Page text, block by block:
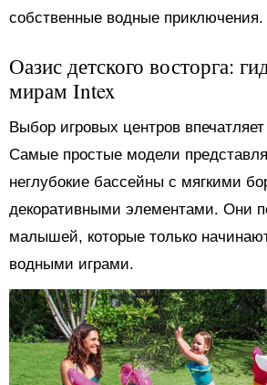
собственные водные приключения.
Оазис детского восторга:
мирам Intex
Выбор игровых центров
Самые простые модели
неглубокие бассейны с мягкими
декоративными элементами. Они
малышей, которые только
водными играми.